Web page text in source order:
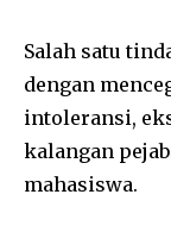
Salah satu
dengan
intoleransi,
kalangan
mahasiswa.